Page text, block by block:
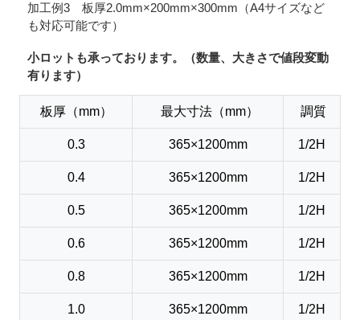
加工例3 板厚2.0mm×200mm×300mm（A4サイズなど
も対応可能です）
小ロットも承っております。（数量、大きさで値段変動
有ります）
板厚（mm） 最大寸法（mm） 調質
0.3 365×1200mm 1/2H
0.4 365×1200mm 1/2H
0.5 365×1200mm 1/2H
0.6 365×1200mm 1/2H
0.8 365×1200mm 1/2H
1.0 365×1200mm 1/2H